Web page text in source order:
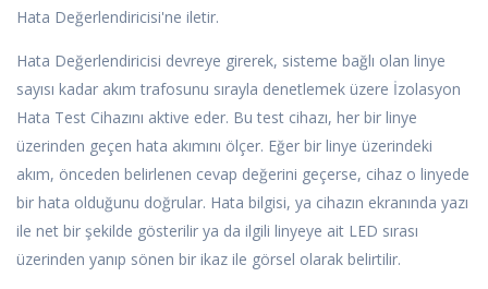
Hata Değerlendiricisi'ne iletir.
Hata Değerlendiricisi devreye girerek, sisteme bağlı olan linye
sayısı kadar akım trafosunu sırayla denetlemek üzere İzolasyon
Hata Test Cihazını aktive eder. Bu test cihazı, her bir linye
üzerinden geçen hata akımını ölçer. Eğer bir linye üzerindeki
akım, önceden belirlenen cevap değerini geçerse, cihaz o linyede
bir hata olduğunu doğrular. Hata bilgisi, ya cihazın ekranında yazı
ile net bir şekilde gösterilir ya da ilgili linyeye ait LED sırası
üzerinden yanıp sönen bir ikaz ile görsel olarak belirtilir.